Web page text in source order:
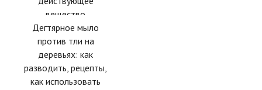
вещество
Дегтярное мыло
против тли на
деревьях: как
разводить, рецепты,
как использовать